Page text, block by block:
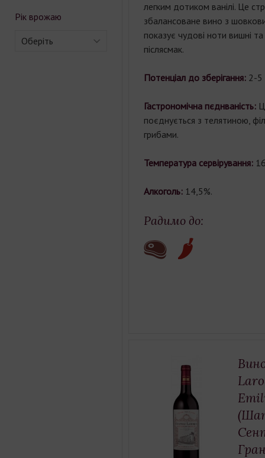
Рік врожаю
Оберіть
легким дотиком ванілі. Це
збалансоване вино з
показує чудові ноти вишні
післясмак.
Потенціал до зберігання: 2-5
Гастрономічна пєднваність:
поєднується з телятиною,
грибами.
Температура сервірування:
Алкоголь:14,5%.
Радимо до: